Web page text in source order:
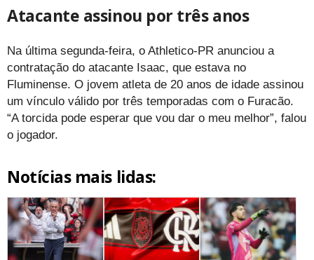
Atacante assinou por três anos
Na última segunda-feira, o Athletico-PR anunciou a
contratação do atacante Isaac, que estava no
Fluminense. O jovem atleta de 20 anos de idade assinou
um vínculo válido por três temporadas com o Furacão.
“A torcida pode esperar que vou dar o meu melhor”, falou
o jogador.
Notícias mais lidas: